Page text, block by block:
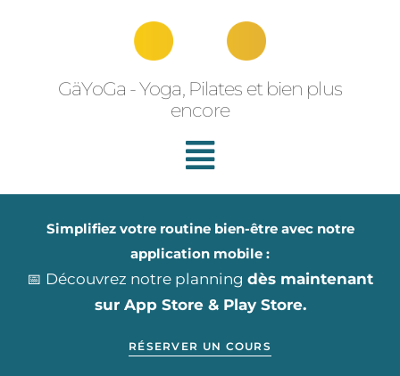
GäYoGa - Yoga, Pilates et bien plus
encore
Simplifiez votre routine bien-être avec notre
application mobile :
📅 Découvrez notre planning dès maintenant
sur App Store & Play Store.
RÉSERVER UN COURS